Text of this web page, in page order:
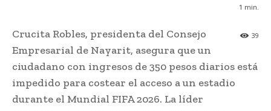
1 min.
39
Crucita Robles, presidenta del Consejo
Empresarial de Nayarit, asegura que un
ciudadano con ingresos de 350 pesos diarios está
impedido para costear el acceso a un estadio
durante el Mundial FIFA 2026. La líder